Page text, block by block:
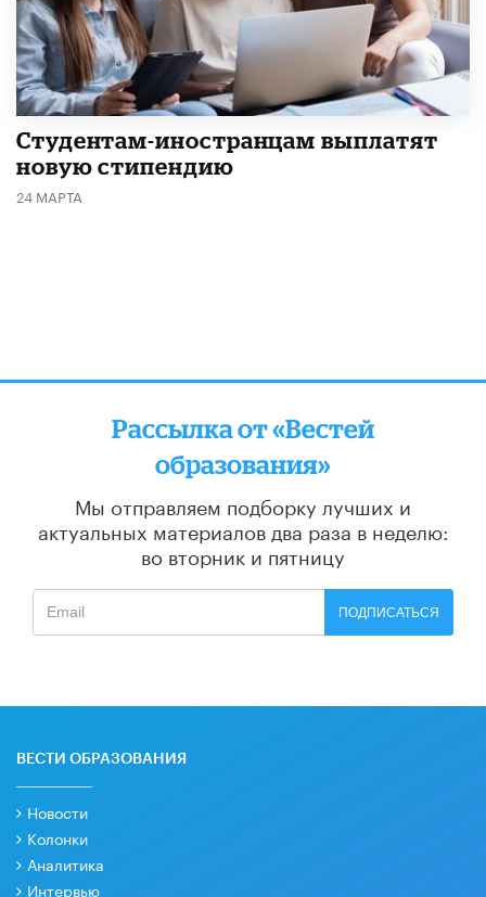
Студентам-иностранцам выплатят
новую стипендию
24 МАРТА
Рассылка от «Вестей
образования»
Мы отправляем подборку лучших и
актуальных материалов два раза в неделю:
во вторник и пятницу
ПОДПИСАТЬСЯ
ВЕСТИ ОБРАЗОВАНИЯ
Новости
Колонки
Аналитика
Интервью